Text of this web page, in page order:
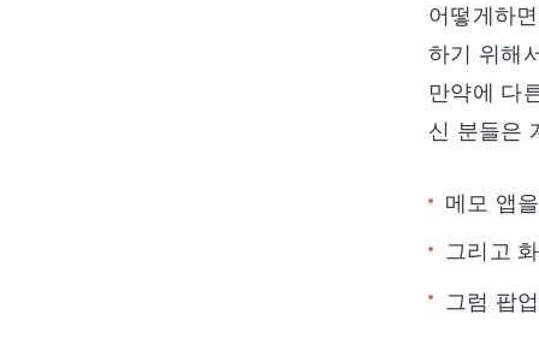
어떻게하
하기 위해
만약에 다
신 분들은
메모 앱
그리고
그럼 팝